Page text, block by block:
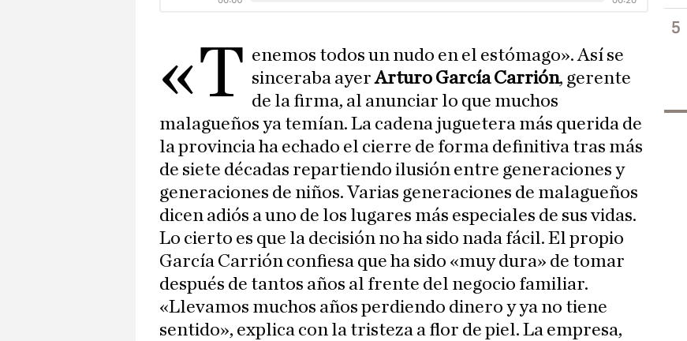
«T enemos todos un nudo en el estómago». Así se
sinceraba ayerArturo García Carrión, gerente
de la firma, al anunciar lo que muchos
malagueños ya temían. La cadena juguetera más querida de
la provincia ha echado el cierre de forma definitiva tras más
de siete décadas repartiendo ilusión entre generaciones y
generaciones de niños. Varias generaciones de malagueños
dicen adiós a uno de los lugares más especiales de sus vidas.
Lo cierto es que la decisión no ha sido nada fácil. El propio
García Carrión confiesa que ha sido «muy dura» de tomar
después de tantos años al frente del negocio familiar.
«Llevamos muchos años perdiendo dinero y ya no tiene
sentido», explica con la tristeza a flor de piel. La empresa,